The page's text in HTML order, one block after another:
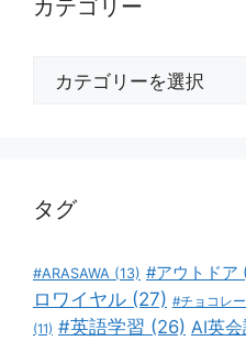
カテゴリー
タグ
#ARASAWA (13) #アウトドア
ロワイヤル (27) #チョコレー
(11) #英語学習 (26) AI英